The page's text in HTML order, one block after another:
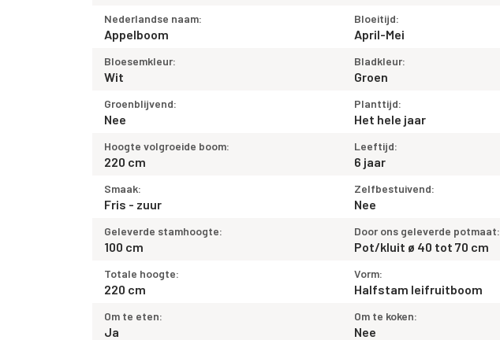
Nederlandse naam:
Appelboom
Bloeitijd:
April-Mei
Bloesemkleur:
Wit
Bladkleur:
Groen
Groenblijvend:
Nee
Planttijd:
Het hele jaar
Hoogte volgroeide boom:
220 cm
Leeftijd:
6 jaar
Smaak:
Fris - zuur
Zelfbestuivend:
Nee
Geleverde stamhoogte:
100 cm
Door ons geleverde potmaat:
Pot/kluit ø 40 tot 70 cm
Totale hoogte:
220 cm
Vorm:
Halfstam leifruitboom
Om te eten:
Ja
Om te koken:
Nee